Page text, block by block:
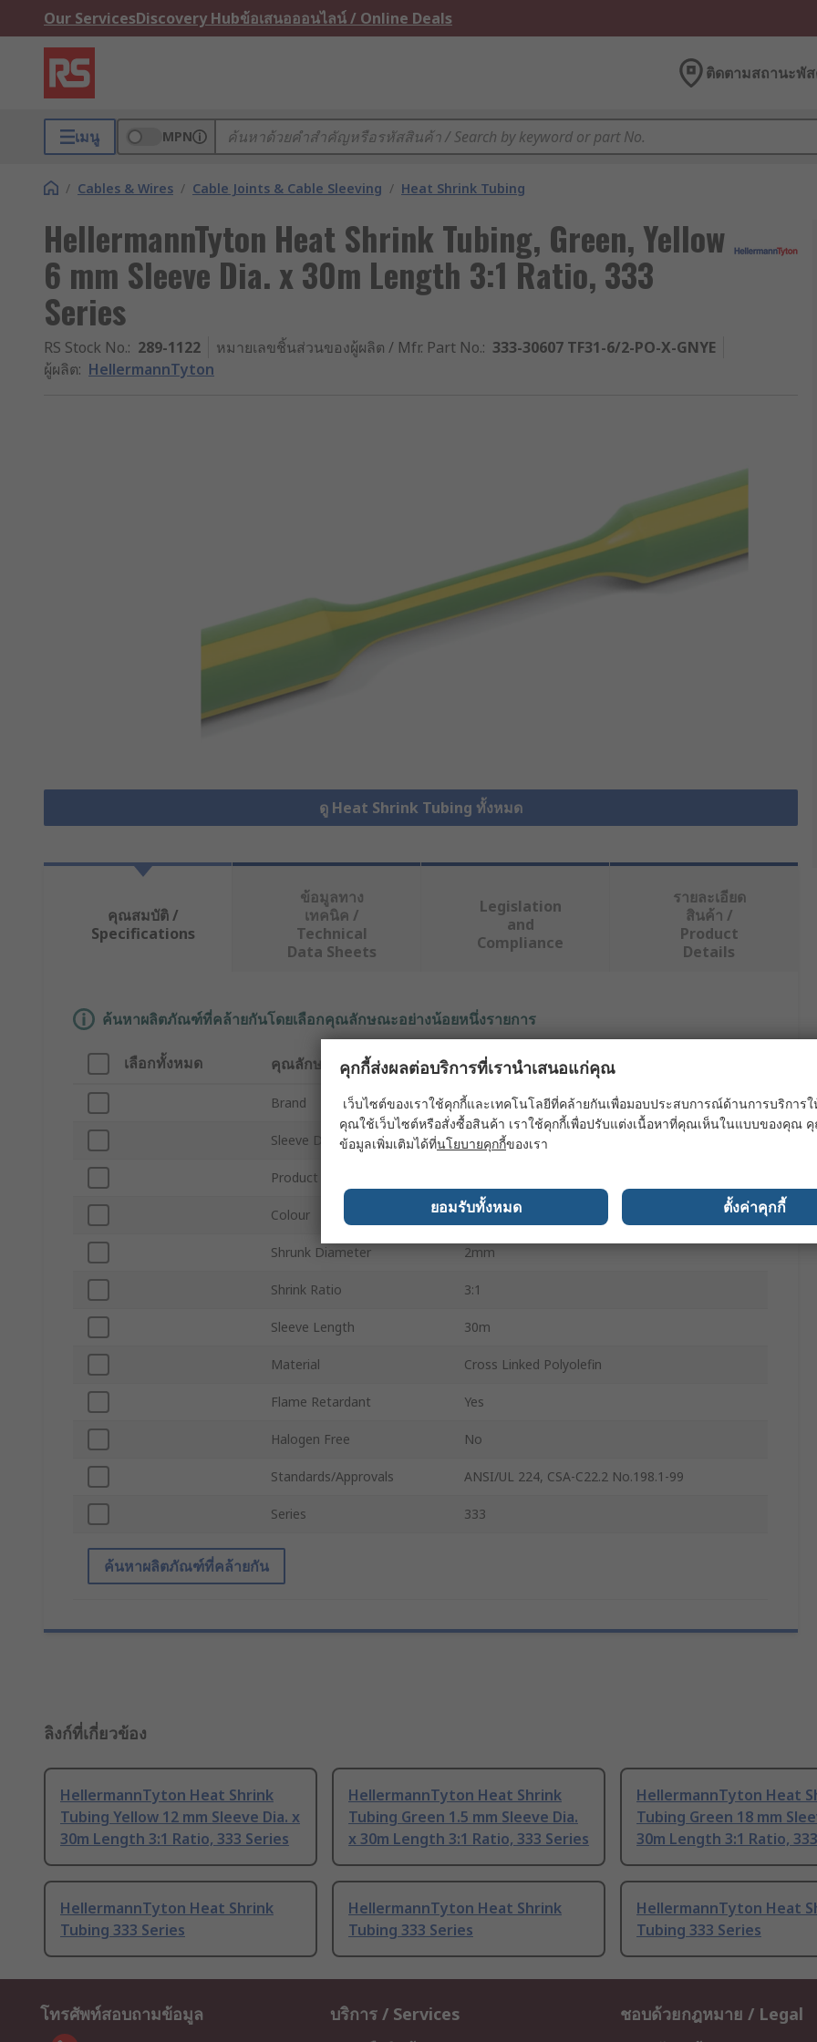
Our ServicesDiscovery Hubข้อเสนอออนไลน์ / Online Deals
ติดตามสถานะพั
เมนู MPN
/ Cables & Wires / Cable Joints & Cable Sleeving / Heat Shrink Tubing
HellermannTyton Heat Shrink Tubing, Green, Yellow
6 mm Sleeve Dia. x 30m Length 3:1 Ratio, 333
Series
RS Stock No.: 289-1122 หมายเลขชิ้นส่วนของผู้ผลิต / Mfr. Part No.: 333-30607 TF31-6/2-PO-X-GNYE
ผู้ผลิต: HellermannTyton
ดู Heat Shrink Tubing ทั้งหมด
คุณสมบัติ /
Specifications
ข้อมูลทาง
เทคนิค /
Technical
Data Sheets
Legislation
and
Compliance
รายละเอียด
สินค้า /
Product
Details
ค้นหาผลิตภัณฑ์ที่คล้ายกันโดยเลือกคุณลักษณะอย่างน้อยหนึ่งรายการ
เลือกทั้งหมด คุณลักษณะ ค่า
Brand HellermannTyton
Sleeve Diameter 6mm
Product Type
Colour Green, Yellow
Shrunk Diameter 2mm
Shrink Ratio 3:1
Sleeve Length 30m
Material Cross Linked Polyolefin
Flame Retardant Yes
Halogen Free No
Standards/Approvals ANSI/UL 224, CSA-C22.2 No.198.1-99
Series 333
ค้นหาผลิตภัณฑ์ที่คล้ายกัน
ลิงก์ที่เกี่ยวข้อง
HellermannTyton Heat Shrink
Tubing Yellow 12 mm Sleeve Dia. x
30m Length 3:1 Ratio, 333 Series
HellermannTyton Heat Shrink
Tubing Green 1.5 mm Sleeve Dia.
x 30m Length 3:1 Ratio, 333 Series
HellermannTyton Heat
Tubing Green 18 mm
30m Length 3:1 Ratio,
HellermannTyton Heat Shrink
Tubing 333 Series
HellermannTyton Heat Shrink
Tubing 333 Series
HellermannTyton Heat
Tubing 333 Series
โทรศัพท์สอบถามข้อมูล บริการ / Services ชอบด้วยกฎหมาย / Legal
คุกกี้ส่งผลต่อบริการที่เรานำเสนอแก่คุณ
เว็บไซต์ของเราใช้คุกกี้และเทคโนโลยีที่คล้ายกันเพื่อมอบประสบการณ์ด้านการบริการ
คุณใช้เว็บไซต์หรือสั่งซื้อสินค้า เราใช้คุกกี้เพื่อปรับแต่งเนื้อหาที่คุณเห็นในแบบของคุณ
ข้อมูลเพิ่มเติมได้ที่นโยบายคุกกี้ของเรา
ยอมรับทั้งหมด ตั้งค่าคุกกี้